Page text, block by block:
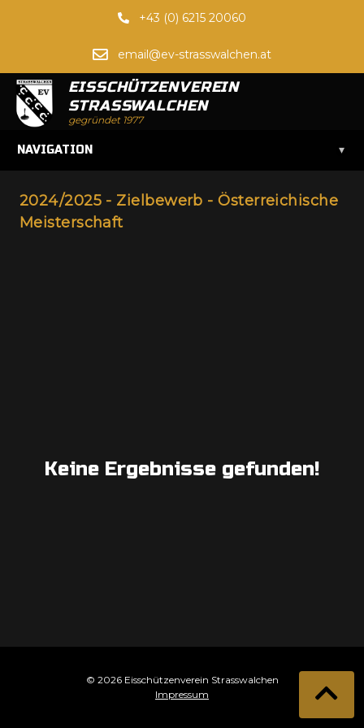
+43 (0) 6215 20060
email@ev-strasswalchen.at
EISSCHÜTZENVEREIN
STRASSWALCHEN
gegründet 1977
NAVIGATION ▾
2024/2025 - Zielbewerb - Österreichische
Meisterschaft
Keine Ergebnisse gefunden!
© 2026 Eisschützenverein Strasswalchen
Impressum